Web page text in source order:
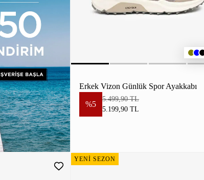
Erkek Vizon Günlük Spor Ayakkabı
%5
5.499,90 TL
5.199,90 TL
YENİ SEZON